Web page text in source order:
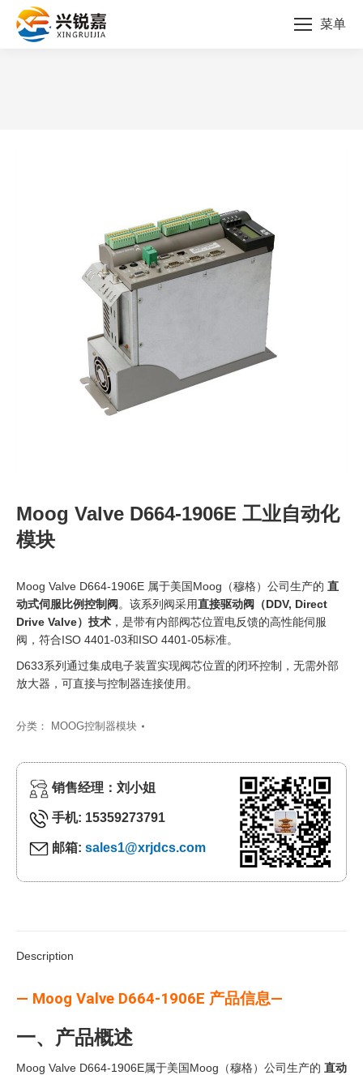
菜单
Moog Valve D664-1906E 工业自动化
模块
Moog Valve D664-1906E 属于美国Moog（穆格）公司生产的 直
动式伺服比例控制阀 。该系列阀采用直接驱动阀（DDV, Direct
Drive Valve）技术 ，是带有内部阀芯位置电反馈的高性能伺服
阀，符合ISO 4401-03和ISO 4401-05标准。
D633系列通过集成电子装置实现阀芯位置的闭环控制，无需外部
放大器，可直接与控制器连接使用。
分类： MOOG控制器模块
销售经理：刘小姐
手机: 15359273791
邮箱: sales1@xrjdcs.com
Description
— Moog Valve D664-1906E 产品信息—
一、产品概述
Moog Valve D664-1906E属于美国Moog（穆格）公司生产的 直动